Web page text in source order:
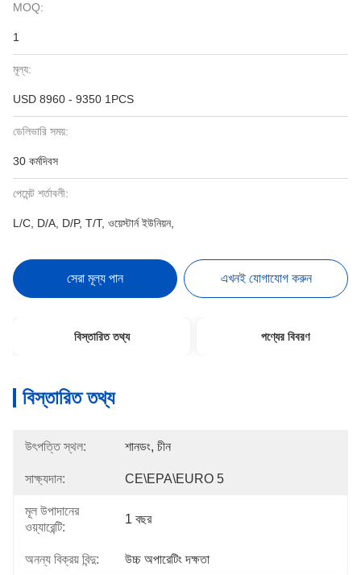
MOQ:
1
মূল্য:
USD 8960 - 9350 1PCS
ডেলিভারি সময়:
30 কর্মদিবস
পেমেন্ট শর্তাবলী:
L/C, D/A, D/P, T/T, ওয়েস্টার্ন ইউনিয়ন,
সেরা মূল্য পান এখনই যোগাযোগ করুন
বিস্তারিত তথ্য পণ্যের বিবরণ
বিস্তারিত তথ্য
উৎপত্তি স্থল: শানডং, চীন
সাক্ষ্যদান: CE\EPA\EURO 5
মূল উপাদানের
ওয়্যারেন্টি:
1 বছর
অনন্য বিক্রয় বিন্দু: উচ্চ অপারেটিং দক্ষতা